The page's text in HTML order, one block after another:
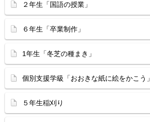
２年生「国語の授業」
６年生「卒業制作」
1年生「冬芝の種まき」
個別支援学級「おおきな紙に絵をかこう」
５年生稲刈り